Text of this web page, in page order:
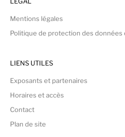
Mentions légales
Politique de protection des données
LIENS UTILES
Exposants et partenaires
Horaires et accès
Contact
Plan de site